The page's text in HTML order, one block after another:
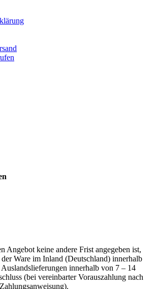
Angebot keine andere Frist angegeben ist,
Ware im Inland (Deutschland) innerhalb
innerhalb von 7 – 14
(bei vereinbarter Vorauszahlung nach